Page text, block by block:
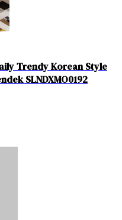
Trendy Korean Style
SLNDXMO0192